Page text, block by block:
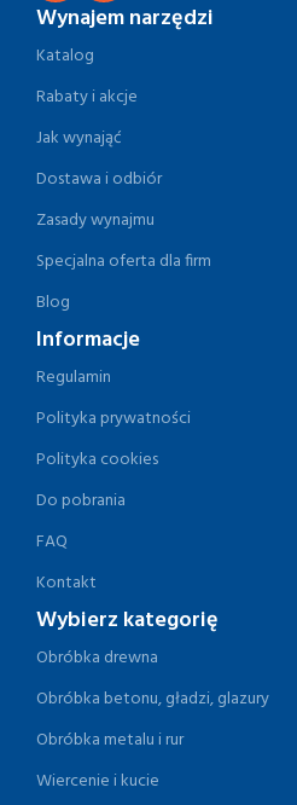
Wynajem narzędzi
Katalog
Rabaty i akcje
Jak wynająć
Dostawa i odbiór
Zasady wynajmu
Specjalna oferta dla firm
Blog
Informacje
Regulamin
Polityka prywatności
Polityka cookies
Do pobrania
FAQ
Kontakt
Wybierz kategorię
Obróbka drewna
Obróbka betonu, gładzi, glazury
Obróbka metalu i rur
Wiercenie i kucie